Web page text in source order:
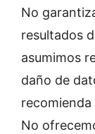
No
resultados
asumimos
daño de
No